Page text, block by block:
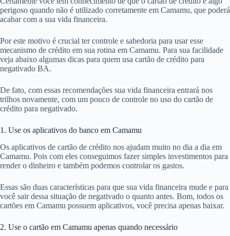
perigoso quando não é utilizado corretamente em Camamu, que poderá
acabar com a sua vida financeira.
Por este motivo é crucial ter controle e sabedoria para usar esse
mecanismo de crédito em sua rotina em Camamu. Para sua facilidade
veja abaixo algumas dicas para quem usa cartão de crédito para
negativado BA.
De fato, com essas recomendações sua vida financeira entrará nos
trilhos novamente, com um pouco de controle no uso do cartão de
crédito para negativado.
1. Use os aplicativos do banco em Camamu
Os aplicativos de cartão de crédito nos ajudam muito no dia a dia em
Camamu. Pois com eles conseguimos fazer simples investimentos para
render o dinheiro e também podemos controlar os gastos.
Essas são duas características para que sua vida financeira mude e para
você sair dessa situação de negativado o quanto antes. Bom, todos os
cartões em Camamu possuem aplicativos, você precisa apenas baixar.
2. Use o cartão em Camamu apenas quando necessário